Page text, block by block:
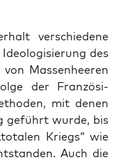
ver­schie­de­ne
des
Mas­sen­hee­ren
der Fran­zö­si­
mit denen
geführt wur­de, bis
Kriegs“ wie
Auch die